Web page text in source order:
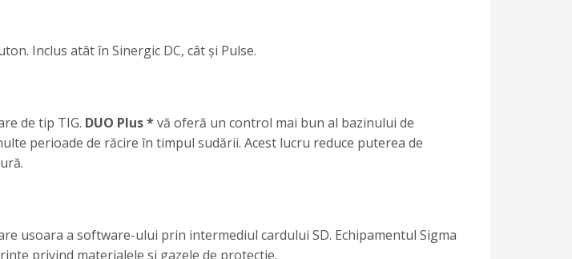
Inclus atât în Sinergic DC, cât și Pulse.
de tip TIG. DUO Plus *vă oferă un control mai bun al bazinului de
perioade de răcire în timpul sudării. Acest lucru reduce puterea de
usoara a software-ului prin intermediul cardului SD. Echipamentul Sigma
privind materialele si gazele de protectie.